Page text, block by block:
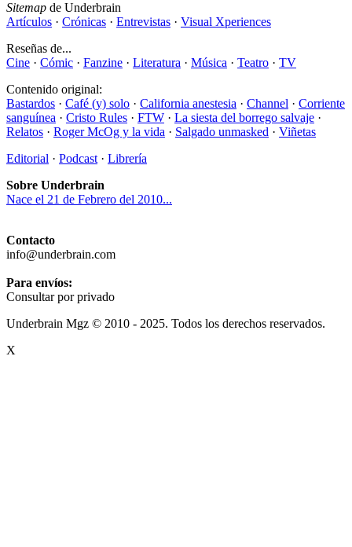
Sitemap de Underbrain
Artículos · Crónicas · Entrevistas · Visual Xperiences
Reseñas de...
Cine · Cómic · Fanzine · Literatura · Música · Teatro · TV
Contenido original:
Bastardos · Café (y) solo · California anestesia · Channel · Corriente
sanguínea · Cristo Rules · FTW · La siesta del borrego salvaje ·
Relatos · Roger McOg y la vida · Salgado unmasked · Viñetas
Editorial · Podcast · Librería
Sobre Underbrain
Nace el 21 de Febrero del 2010...
Contacto
info@underbrain.com
Para envíos:
Consultar por privado
Underbrain Mgz © 2010 - 2025. Todos los derechos reservados.
X